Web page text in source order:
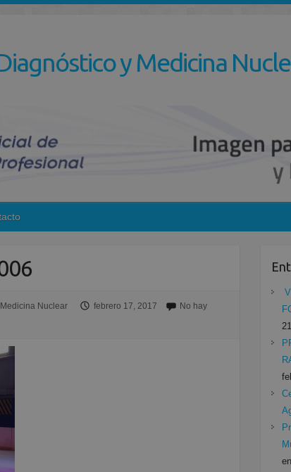
y Medicina
Nuclear febrero 17, 2017
No hay